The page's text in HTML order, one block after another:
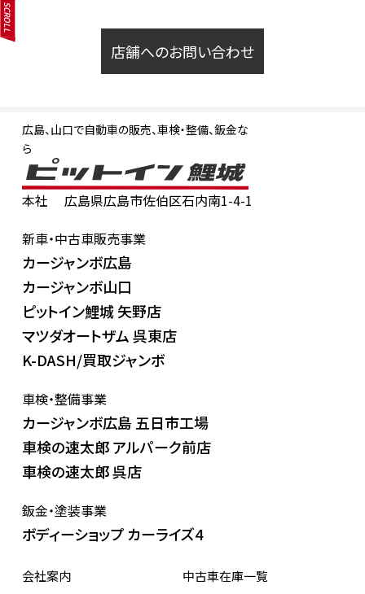
SCROLL
店舗へのお問い合わせ
広島、山口で自動車の販売、車検・整備、鈑金な
ら
本社
広島県広島市佐伯区石内南1-4-1
新車・中古車販売事業
カージャンボ広島
カージャンボ山口
ピットイン鯉城 矢野店
マツダオートザム 呉東店
K-DASH/買取ジャンボ
車検・整備事業
カージャンボ広島 五日市工場
車検の速太郎 アルパーク前店
車検の速太郎 呉店
鈑金・塗装事業
ボディーショップ カーライズ4
会社案内
中古車在庫一覧